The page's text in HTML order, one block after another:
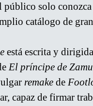
público solo
catálogo de
está escrita y
El príncipe de
remake de
capaz de firmar